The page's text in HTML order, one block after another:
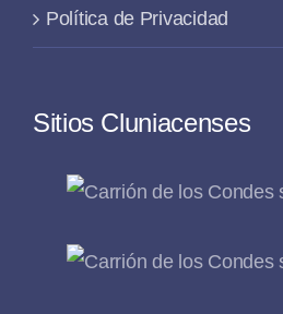
Política de Privacidad
Sitios Cluniacenses